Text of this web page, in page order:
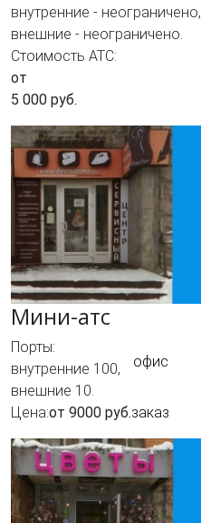
внутренние - неограничено,
внешние - неограничено.
Стоимость АТС:
от
5 000 руб.
Мини-атс
Порты:
внутренние 100,
внешние 10.
Цена:от 9000 руб.
офис
заказ